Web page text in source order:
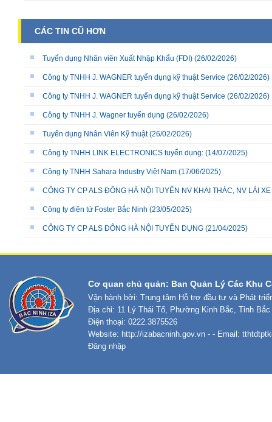
CÁC TIN CŨ HƠN
Tuyển dụng Nhân viên Xuất Nhập Khẩu (FDI) (26/02/2026)
Công ty TNHH J. WAGNER tuyển dụng kỹ thuật Service (26/02/2026)
Công ty TNHH J. WAGNER tuyển dụng kỹ thuật Service (26/02/2026)
Công ty TNHH J. Wagner tuyển dụng (26/02/2026)
Tuyển dụng Nhân Viên Kỹ thuật(26/02/2026)
Công ty TNHH LINK ELECTRONICS tuyển dụng: (14/07/2025)
Công ty TNHH Sahara Industry Việt Nam (17/06/2025)
CÔNG TY CP ALS ĐÔNG HÀ NỘI TUYỂN NV KHAI THÁC, NV LÁI
Công ty điện tử Foster Bắc Ninh (23/05/2025)
CÔNG TY CP ALS ĐÔNG HÀ NỘI TUYỂN DỤNG (21/04/2025)
Cơ quan chủ quản: Ban Quản Lý Các Khu
Vận hành bởi: Trung tâm Hỗ trợ đầu tư và Phát
Địa chỉ: 11 Lý Thái Tổ, Phường Kinh Bắc, Tỉnh Bắc
Điện thoại: 0222.3875526
Website: http://izabacninh.gov.vn - - Email:
Đăng nhập